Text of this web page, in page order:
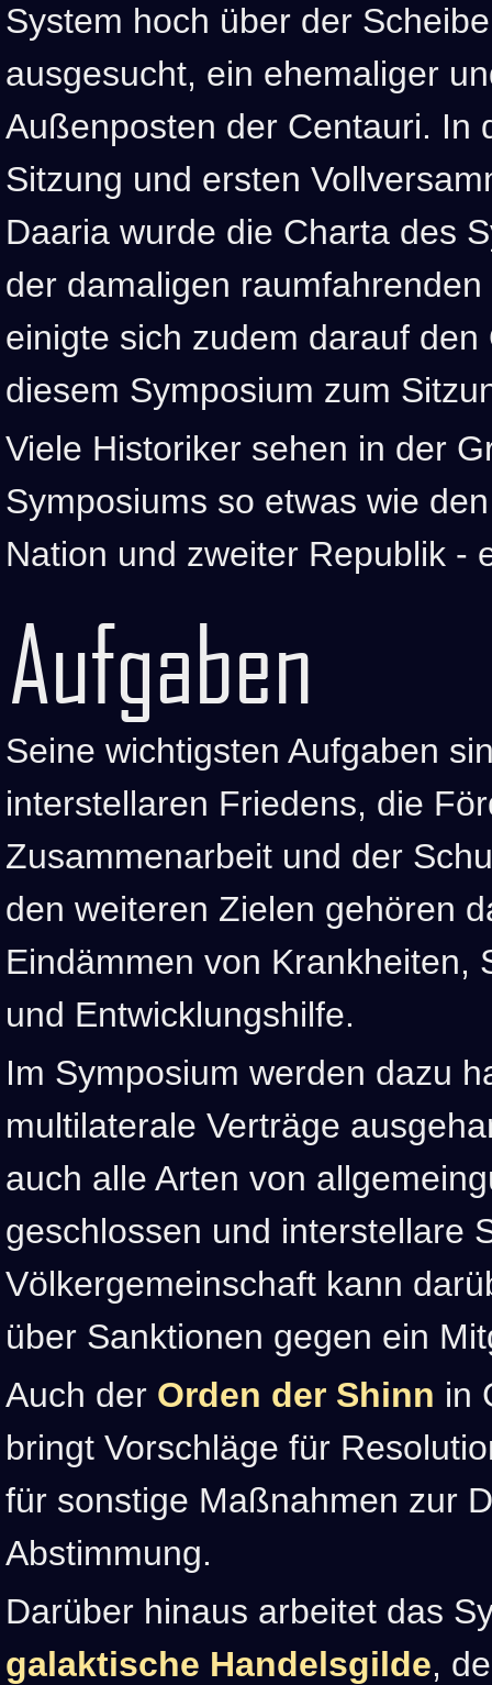
System hoch über der
ausgesucht, ein ehemaliger
Außenposten der Centauri. In
Sitzung und ersten
Daaria wurde die Charta des
der damaligen
einigte sich zudem darauf
diesem Symposium zum
Viele Historiker sehen in der
Symposiums so etwas wie
Nation und zweiter Republik -
Aufgaben
Seine wichtigsten Aufgaben
interstellaren Friedens, die
Zusammenarbeit und der
den weiteren Zielen gehören
Eindämmen von Krankheiten,
und Entwicklungshilfe.
Im Symposium werden dazu
multilaterale Verträge
auch alle Arten von
geschlossen und interstellare
Völkergemeinschaft kann
über Sanktionen gegen ein
Auch der Orden der Shinn in
bringt Vorschläge für
für sonstige Maßnahmen zur
Abstimmung.
Darüber hinaus arbeitet das
galaktische Handelsgilde,